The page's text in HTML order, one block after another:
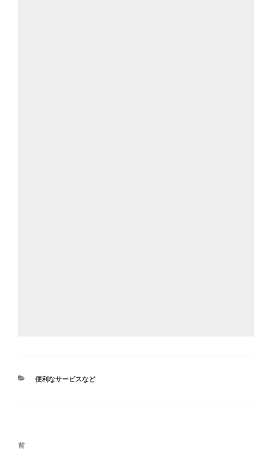
カ
便利なサービスなど
投
前
前